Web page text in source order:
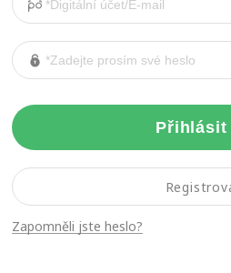
Přihlásit
Zapomněli jste heslo?